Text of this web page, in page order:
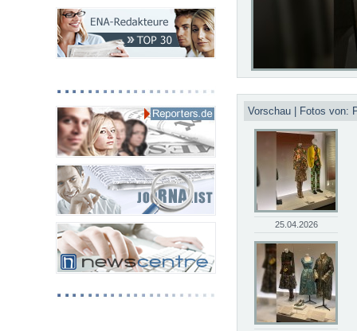
Vorschau | Fotos von:
25.04.2026